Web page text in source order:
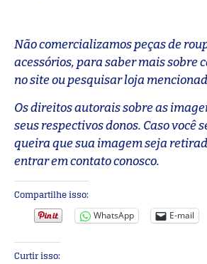
Não comercializamos peças de
acessórios, para saber mais sobre
no site ou pesquisar loja
Os direitos autorais sobre as
seus respectivos donos. Caso você
queira que sua imagem seja
entrar em contato conosco.
Compartilhe isso:
WhatsApp E-mail
Curtir isso: